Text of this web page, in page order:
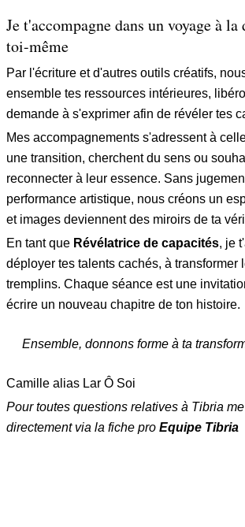
Je t'accompagne dans un voyage à la
toi-même
Par l'écriture et d'autres outils créatifs,
ensemble tes ressources intérieures,
demande à s'exprimer afin de révéler tes
Mes accompagnements s'adressent à
une transition, cherchent du sens ou
reconnecter à leur essence. Sans
performance artistique, nous créons un
et images deviennent des miroirs de ta
En tant que Révélatrice de capacités, je
déployer tes talents cachés, à transformer
tremplins. Chaque séance est une
écrire un nouveau chapitre de ton histoire.
Ensemble, donnons forme à ta
Camille alias Lar Ô Soi
Pour toutes questions relatives à Tibria
directement via la fiche pro Equipe Tibria